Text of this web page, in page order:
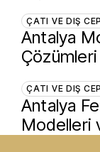
ÇATI VE DIŞ
Antalya
Çözümleri
ÇATI VE DIŞ
Antalya
Modelleri